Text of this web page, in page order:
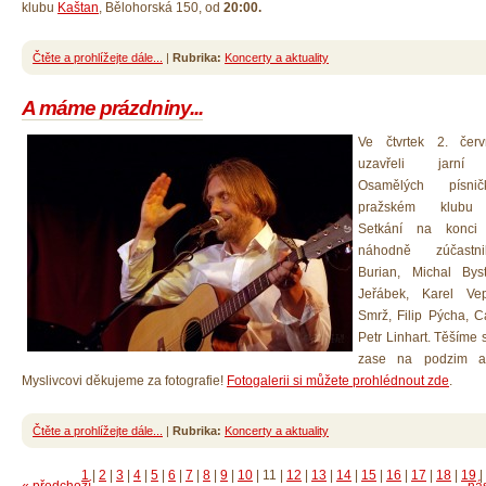
klubu Kaštan, Bělohorská 150, od 20:00.
Čtěte a prohlížejte dále... | Rubrika: Koncerty a aktuality
A máme prázdniny...
Ve čtvrtek 2.
uzavřeli jarní
Osamělých
pražském klubu
Setkání na
náhodně
Burian, Michal
Jeřábek, Karel
Smrž, Filip Pýcha,
Petr Linhart. Těšíme
zase na podzim
Myslivcovi děkujeme za fotografie! Fotogalerii si můžete prohlédnout zde.
Čtěte a prohlížejte dále... | Rubrika: Koncerty a aktuality
1 2 3 4 5 6 7 8 9 10 11 12 13 14 15 16 17 18 19